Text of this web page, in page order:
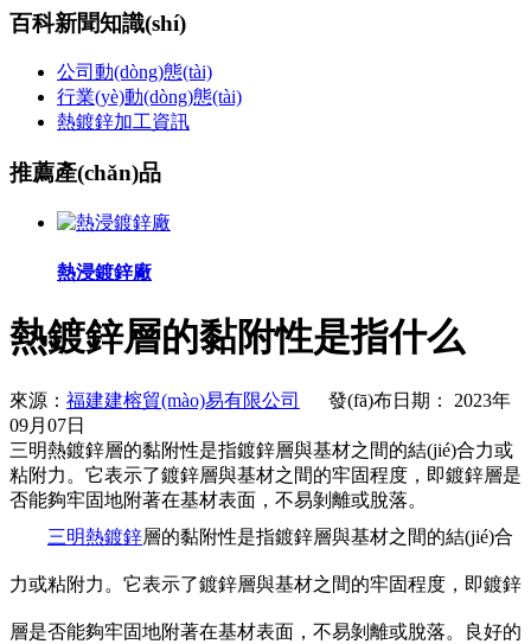
百科新聞知識(shí)
公司動(dòng)態(tài)
行業(yè)動(dòng)態(tài)
熱鍍鋅加工資訊
推薦產(chǎn)品
熱浸鍍鋅廠
熱鍍鋅層的黏附性是指什么
來源： 福建建榕貿(mào)易有限公司
發(fā)布日期： 2023年
09月07日
三明熱鍍鋅層的黏附性是指鍍鋅層與基材之間的結(jié)合力或
粘附力。它表示了鍍鋅層與基材之間的牢固程度，即鍍鋅層是
否能夠牢固地附著在基材表面，不易剝離或脫落。
三明熱鍍鋅層的黏附性是指鍍鋅層與基材之間的結(jié)合
力或粘附力。它表示了鍍鋅層與基材之間的牢固程度，即鍍鋅
層是否能夠牢固地附著在基材表面，不易剝離或脫落。良好的